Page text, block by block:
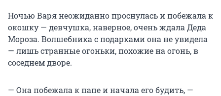
Ночью Варя неожиданно проснулась и побежала к
окошку — девчушка, наверное, очень ждала Деда
Мороза. Волшебника с подарками она не увидела
— лишь странные огоньки, похожие на огонь, в
соседнем дворе.
— Она побежала к папе и начала его будить, —